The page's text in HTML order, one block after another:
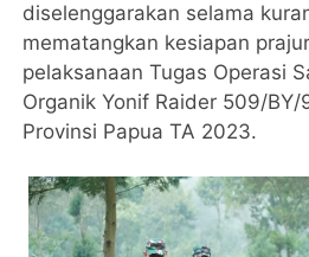
diselenggarakan selama
mematangkan kesiapan
pelaksanaan Tugas Operasi
Organik Yonif Raider 509/
Provinsi Papua TA 2023.